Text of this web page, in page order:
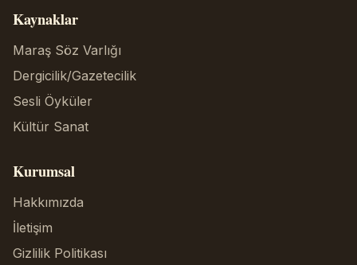
Kaynaklar
Maraş Söz Varlığı
Dergicilik/Gazetecilik
Sesli Öyküler
Kültür Sanat
Kurumsal
Hakkımızda
İletişim
Gizlilik Politikası